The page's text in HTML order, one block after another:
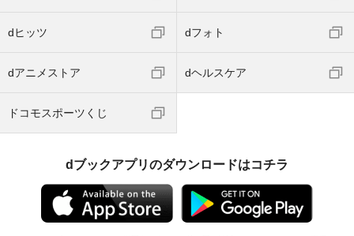
dヒッツ dフォト
dアニメストア dヘルスケア
ドコモスポーツくじ
dブックアプリのダウンロードはコチラ